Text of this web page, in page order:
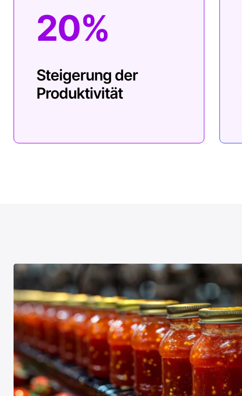
20%
Steigerung der
Produktivität